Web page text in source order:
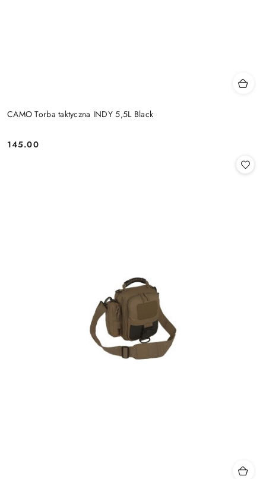
CAMO Torba taktyczna INDY 5,5L Black
Cena:
145.00